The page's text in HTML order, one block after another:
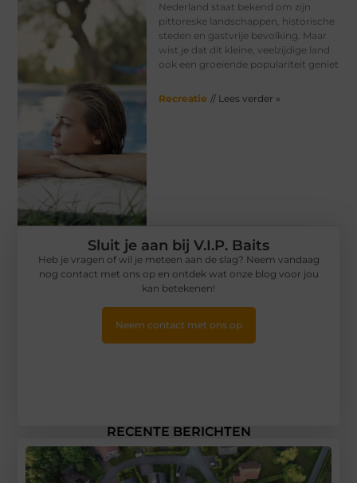
Nederland staat bekend om zijn
pittoreske landschappen, historische
steden en gastvrije bevolking. Maar
wist je dat dit kleine, veelzijdige land
ook een groeiende populariteit geniet
Recreatie // Lees verder »
RECENTE BERICHTEN
Sluit je aan bij V.I.P. Baits
Heb je vragen of wil je meteen aan de slag? Neem vandaag
nog contact met ons op en ontdek wat onze blog voor jou
kan betekenen!
Neem contact met ons op